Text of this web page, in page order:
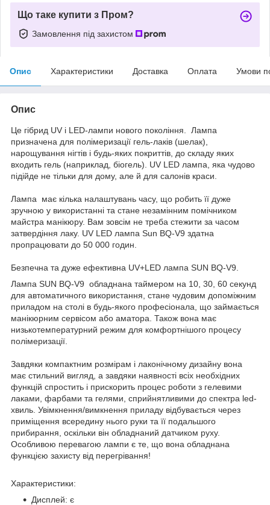
Що таке купити з Пром?
Замовлення під захистом
Опис Характеристики Доставка Оплата Умови
Опис
Це гібрид UV і LED-лампи нового покоління. Лампа
призначена для полімеризації гель-лаків (шелак),
нарощування нігтів і будь-яких покриттів, до складу яких
входить гель (наприклад, біогель). UV LED лампа, яка чудово
підійде не тільки для дому, але й для салонів краси.
Лампа має кілька налаштувань часу, що робить її дуже
зручною у використанні та стане незамінним помічником
майстра манікюру. Вам зовсім не треба стежити за часом
затвердіння лаку. UV LED лампа Sun BQ-V9 здатна
пропрацювати до 50 000 годин.
Безпечна та дуже ефективна UV+LED лампа SUN BQ-V9.
Лампа SUN BQ-V9 обладнана таймером на 10, 30, 60 секунд
для автоматичного використання, стане чудовим допоміжним
приладом на столі в будь-якого професіонала, що займається
манікюрним сервісом або аматора. Також вона має
низькотемпературний режим для комфортнішого процесу
полімеризації.
Завдяки компактним розмірам і лаконічному дизайну вона
має стильний вигляд, а завдяки наявності всіх необхідних
функцій спростить і прискорить процес роботи з гелевими
лаками, фарбами та гелями, сприйнятливими до спектра led-
хвиль. Увімкнення/вимкнення приладу відбувається через
приміщення всередину нього руки та її подальшого
прибирання, оскільки він обладнаний датчиком руху.
Особливою перевагою лампи є те, що вона обладнана
функцією захисту від перегрівання!
Характеристики:
Дисплей: є